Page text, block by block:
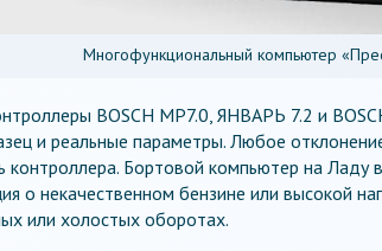
Многофункциональный компьютер
BOSCH MP7.0, ЯНВАРЬ 7.2 и
и реальные параметры. Любое
контроллера. Бортовой компьютер на Ладу
о некачественном бензине или высокой
или холостых оборотах.